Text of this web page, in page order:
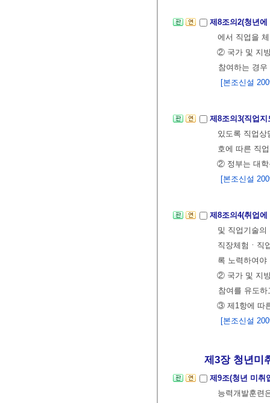
제8조의2(청년
에서 직업을
② 국가 및 지
참여하는 경
[본조신설
제8조의3(직업
있도록 직업상
호에 따른 직
② 정부는 대학
[본조신설
제8조의4(취업
및 직업기술
직장체험ㆍ직
록 노력하여
② 국가 및 지
참여를 유도
③ 제1항에 따
[본조신설
제3장 청년미취
제9조(청년 미취
능력개발훈련